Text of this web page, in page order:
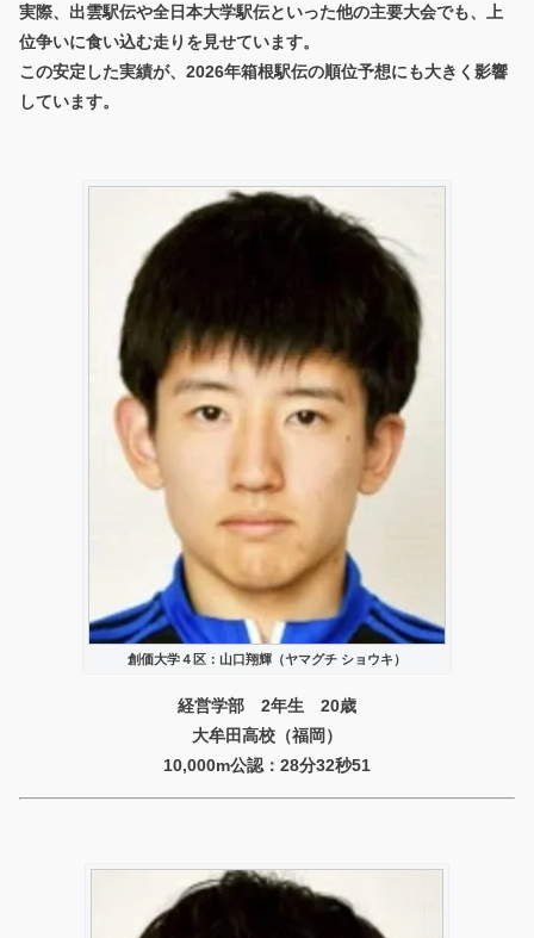
実際、出雲駅伝や全日本大学駅伝といった他の主要大会でも、上
位争いに食い込む走りを見せています。
この安定した実績が、2026年箱根駅伝の順位予想にも大きく影響
しています。
創価大学４区：山口翔輝（ヤマグチ ショウキ）
経営学部 2年生 20歳
大牟田高校（福岡）
10,000m公認：28分32秒51